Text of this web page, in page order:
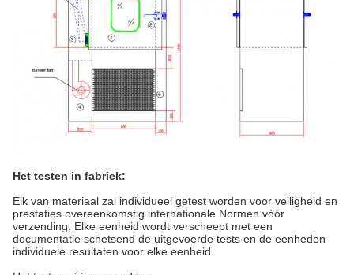
Het testen in fabriek:
Elk van materiaal zal individueel getest worden voor veiligheid en
prestaties overeenkomstig internationale Normen vóór
verzending. Elke eenheid wordt verscheept met een
documentatie schetsend de uitgevoerde tests en de eenheden
individuele resultaten voor elke eenheid.